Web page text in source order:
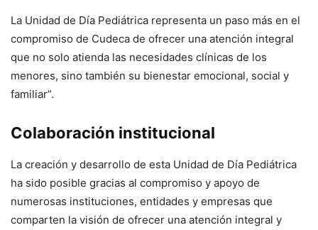
La Unidad de Día Pediátrica representa un paso más en el
compromiso de Cudeca de ofrecer una atención integral
que no solo atienda las necesidades clínicas de los
menores, sino también su bienestar emocional, social y
familiar”.
Colaboración institucional
La creación y desarrollo de esta Unidad de Día Pediátrica
ha sido posible gracias al compromiso y apoyo de
numerosas instituciones, entidades y empresas que
comparten la visión de ofrecer una atención integral y